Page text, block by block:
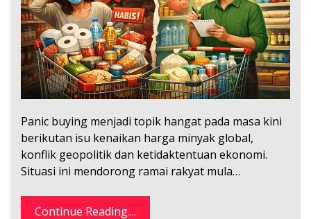
Panic buying menjadi topik hangat pada masa kini
berikutan isu kenaikan harga minyak global,
konflik geopolitik dan ketidaktentuan ekonomi.
Situasi ini mendorong ramai rakyat mula…
Continue Reading....